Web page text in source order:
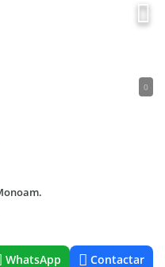
0
WhatsApp Contactar